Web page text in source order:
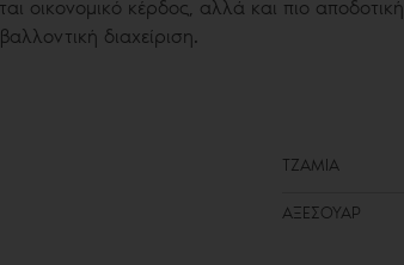
οικονομικό κέρδος, αλλά και πιο αποδοτική
διαχείριση.
ΤΖΑΜΙΑ
ΑΞΕΣΟΥΑΡ